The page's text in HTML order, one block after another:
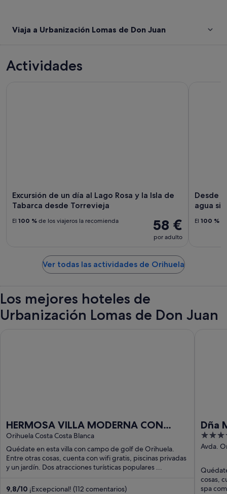
Viaja a Urbanización Lomas de Don Juan
Actividades
Excursión de un día al Lago Rosa y la Isla de
Tabarca desde Torrevieja
58 €
por adulto
El 100 % de los viajeros la recomienda
Desde
agua
El 100 %
Ver todas las actividades de Orihuela
Los mejores hoteles de
Urbanización Lomas de Don Juan
HERMOSA VILLA MODERNA CON
PISCINA PRIVADA CERCA DE PLAYAS Y
CAMPOS DE GOLF
Orihuela Costa Costa Blanca
Quédate en esta villa con campo de golf de Orihuela.
Entre otras cosas, cuenta con wifi gratis, piscinas privadas
y un jardín. Dos atracciones turísticas populares ...
9,8/10 ¡Excepcional! (112 comentarios)
Dña
4.5
out
5
Avda.
cosas,
spa